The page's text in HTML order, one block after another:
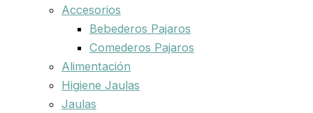
Accesorios
Bebederos Pajaros
Comederos Pajaros
Alimentación
Higiene Jaulas
Jaulas